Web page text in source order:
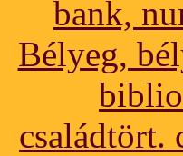
bank,
Bélyeg,
családtört.